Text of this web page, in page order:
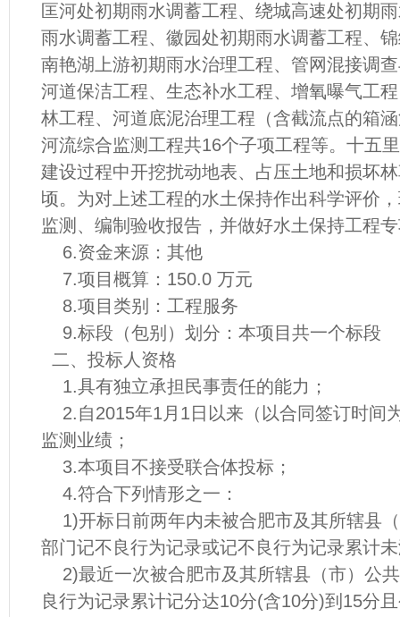
匡河处初期雨水调蓄工程、绕城高速处初期
雨水调蓄工程、徽园处初期雨水调蓄工程、
南艳湖上游初期雨水治理工程、管网混接调
河道保洁工程、生态补水工程、增氧曝气工
林工程、河道底泥治理工程（含截流点的箱
河流综合监测工程共16个子项工程等。十五
建设过程中开挖扰动地表、占压土地和损坏
顷。为对上述工程的水土保持作出科学评价
监测、编制验收报告，并做好水土保持工程
6.资金来源：其他
7.项目概算：150.0 万元
8.项目类别：工程服务
9.标段（包别）划分：本项目共一个标段
二、投标人资格
1.具有独立承担民事责任的能力；
2.自2015年1月1日以来（以合同签订时间
监测业绩；
3.本项目不接受联合体投标；
4.符合下列情形之一：
1)开标日前两年内未被合肥市及其所辖县
部门记不良行为记录或记不良行为记录累计
2)最近一次被合肥市及其所辖县（市）公
良行为记录累计记分达10分(含10分)到15分